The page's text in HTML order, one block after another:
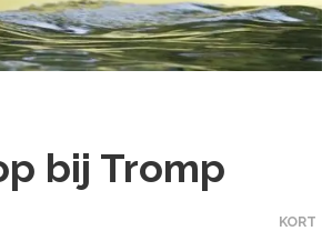
bij Tromp
KORT